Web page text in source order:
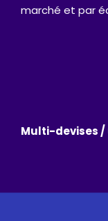
marché et par
Multi-devises /